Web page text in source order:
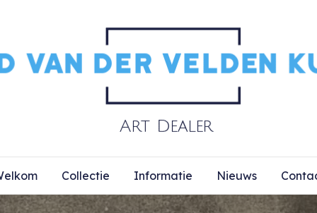
Collectie Informatie Nieuws